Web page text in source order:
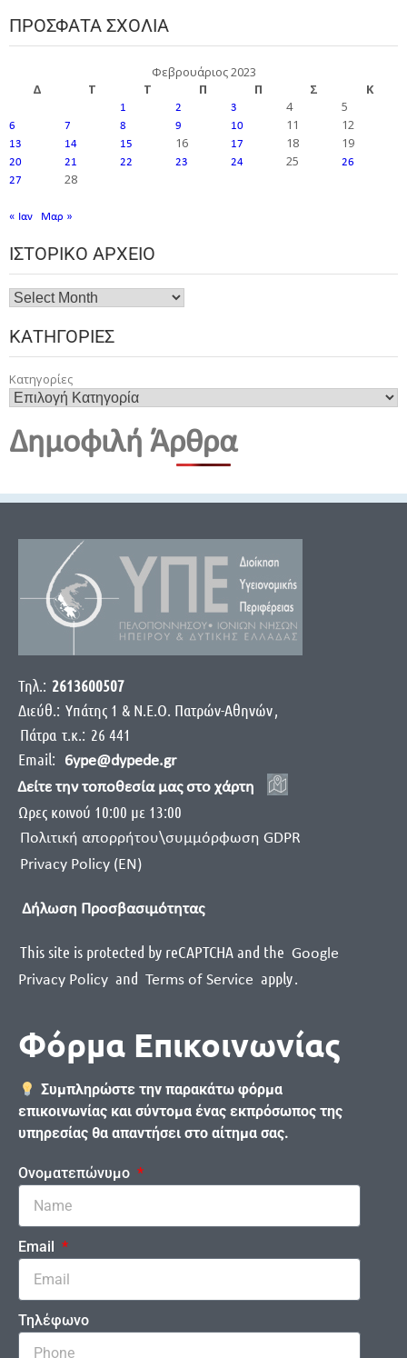
ΠΡΌΣΦΑΤΑ ΣΧΌΛΙΑ
Φεβρουάριος 2023
Δ
Τ Τ Π Π Σ Κ
1 2 3 4 5
6 7 8 9 10 11 12
13 14 15 16 17 18 19
20 21 22 23 24 25
26
27
28
« Ιαν Μαρ »
ΙΣΤΟΡΙΚΌ ΑΡΧΕΊΟ
ΚΑΤΗΓΟΡΊΕΣ
Κατηγορίες
Δημοφιλή Άρθρα
Τηλ.: 2613600507
Διεύθ.: Yπάτης 1 & Ν.Ε.Ο. Πατρών-Αθηνών,
Πάτρα τ.κ.: 26 441
Email:
6ype@dypede.gr
Δείτε την τοποθεσία μας στο χάρτη
Ωρες κοινού 10:00 με 13:00
Πολιτική απορρήτου\συμμόρφωση GDPR
Privacy Policy (EN)
Δήλωση Προσβασιμότητας
This site is protected by reCAPTCHA and the Google
Privacy Policy and Terms of Service apply.
Φόρμα Επικοινωνίας
Συμπληρώστε την παρακάτω φόρμα
επικοινωνίας και σύντομα ένας εκπρόσωπος της
υπηρεσίας θα απαντήσει στο αίτημα σας.
Ονοματεπώνυμο
Email
Τηλέφωνο